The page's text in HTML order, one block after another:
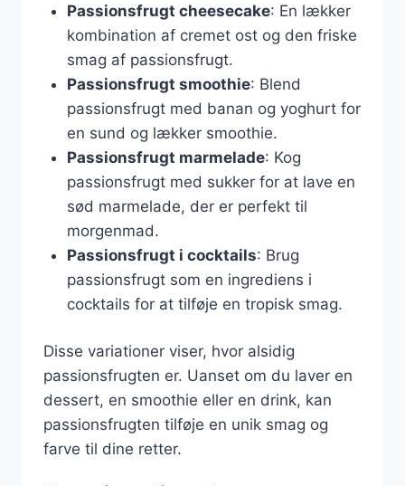
Passionsfrugt cheesecake: En lækker
kombination af cremet ost og den friske
smag af passionsfrugt.
Passionsfrugt smoothie: Blend
passionsfrugt med banan og yoghurt for
en sund og lækker smoothie.
Passionsfrugt marmelade: Kog
passionsfrugt med sukker for at lave en
sød marmelade, der er perfekt til
morgenmad.
Passionsfrugt i cocktails: Brug
passionsfrugt som en ingrediens i
cocktails for at tilføje en tropisk smag.
Disse variationer viser, hvor alsidig
passionsfrugten er. Uanset om du laver en
dessert, en smoothie eller en drink, kan
passionsfrugten tilføje en unik smag og
farve til dine retter.